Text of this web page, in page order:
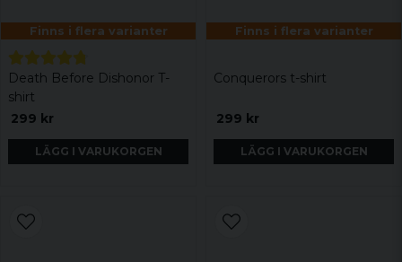
Finns i flera varianter
Death Before Dishonor T-
shirt
299 kr
LÄGG I VARUKORGEN
Finns i flera varianter
Conquerors t-shirt
299 kr
LÄGG I VARUKORGEN